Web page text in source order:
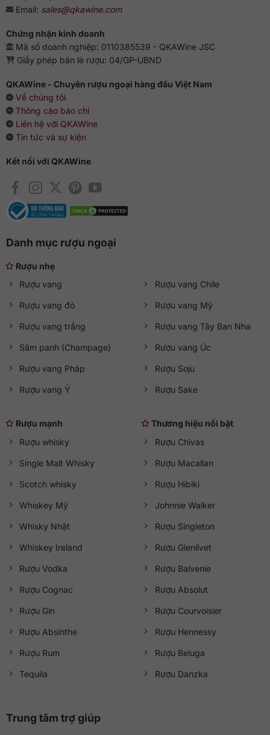
Email: sales@qkawine.com
Chứng nhận kinh doanh
Mã số doanh nghiệp: 0110385539 - QKAWine JSC
Giấy phép bán lẻ rượu: 04/GP-UBND
QKAWine - Chuyên rượu ngoại hàng đầu Việt Nam
Về chúng tôi
Thông cáo báo chí
Liên hệ với QKAWine
Tin tức và sự kiện
Kết nối với QKAWine
Danh mục rượu ngoại
Rượu nhẹ
Rượu vang
Rượu vang đỏ
Rượu vang trắng
Sâm panh (Champage)
Rượu vang Pháp
Rượu vang Ý
Rượu vang Chile
Rượu vang Mỹ
Rượu vang Tây Ban Nha
Rượu vang Úc
Rượu Soju
Rượu Sake
Rượu mạnh
Rượu whisky
Single Malt Whisky
Scotch whisky
Whiskey Mỹ
Whisky Nhật
Whiskey Ireland
Rượu Vodka
Rượu Cognac
Rượu Gin
Rượu Absinthe
Rượu Rum
Tequila
Thương hiệu nổi bật
Rượu Chivas
Rượu Macallan
Rượu Hibiki
Johnnie Walker
Rượu Singleton
Rượu Glenlivet
Rượu Balvenie
Rượu Absolut
Rượu Courvoisier
Rượu Hennessy
Rượu Beluga
Rượu Danzka
Trung tâm trợ giúp